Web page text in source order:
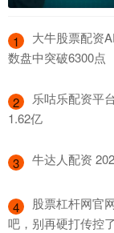
1
大牛股票配资
数盘中突破6300点
2
乐咕乐配资平
1.62亿
3 牛达人配资
4
股票杠杆网官
吧，别再硬打传控了